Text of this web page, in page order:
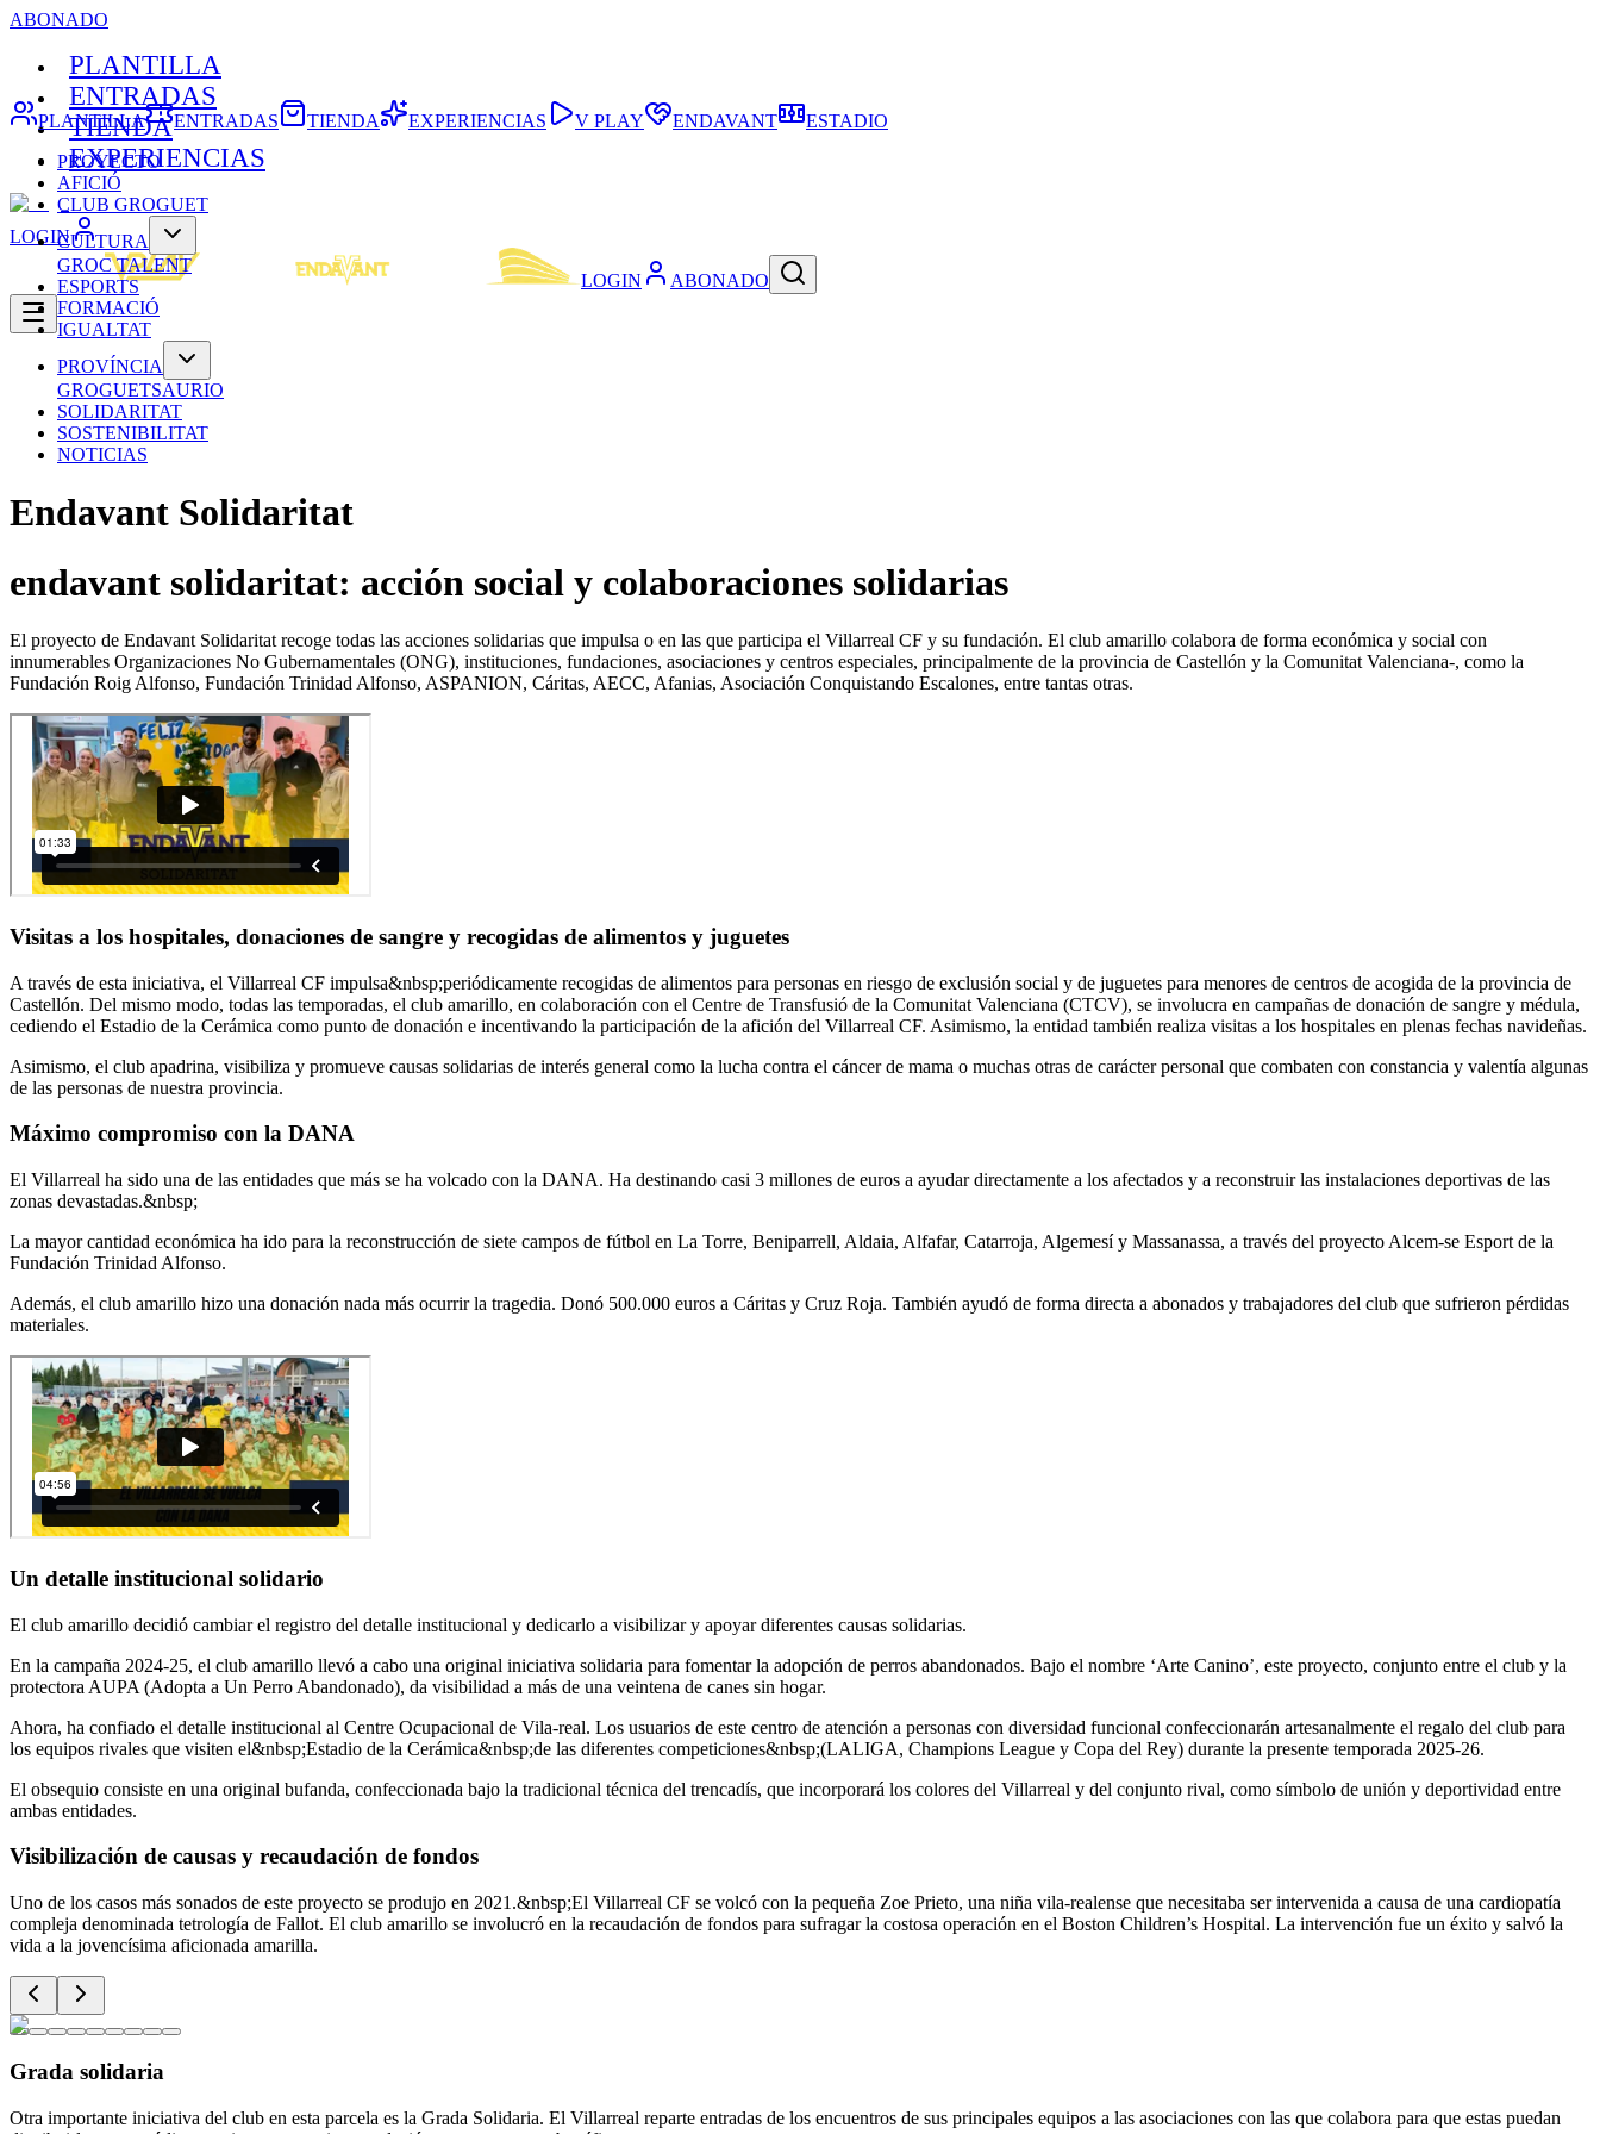
ABONADO
PLANTILLA
ENTRADAS
TIENDA
EXPERIENCIAS
LOGIN
LOGIN ABONADO
PLANTILLA ENTRADAS TIENDA EXPERIENCIAS V PLAY ENDAVANT
ESTADIO
PROYECTO
AFICIÓ
CLUB GROGUET
CULTURA
GROC TALENT
ESPORTS
FORMACIÓ
IGUALTAT
PROVÍNCIA
GROGUETSAURIO
SOLIDARITAT
SOSTENIBILITAT
NOTICIAS
Endavant Solidaritat
endavant solidaritat: acción social y colaboraciones solidarias
El proyecto de Endavant Solidaritat recoge todas las acciones solidarias que impulsa o en las que participa el Villarreal CF y su fundación. El club amarillo colabora de forma económica y social con
innumerables Organizaciones No Gubernamentales (ONG), instituciones, fundaciones, asociaciones y centros especiales, principalmente de la provincia de Castellón y la Comunitat Valenciana-, como la
Fundación Roig Alfonso, Fundación Trinidad Alfonso, ASPANION, Cáritas, AECC, Afanias, Asociación Conquistando Escalones, entre tantas otras.
Visitas a los hospitales, donaciones de sangre y recogidas de alimentos y juguetes
A través de esta iniciativa, el Villarreal CF impulsa&nbsp;periódicamente recogidas de alimentos para personas en riesgo de exclusión social y de juguetes para menores de centros de acogida de la provincia de
Castellón. Del mismo modo, todas las temporadas, el club amarillo, en colaboración con el Centre de Transfusió de la Comunitat Valenciana (CTCV), se involucra en campañas de donación de sangre y médula,
cediendo el Estadio de la Cerámica como punto de donación e incentivando la participación de la afición del Villarreal CF. Asimismo, la entidad también realiza visitas a los hospitales en plenas fechas navideñas.
Asimismo, el club apadrina, visibiliza y promueve causas solidarias de interés general como la lucha contra el cáncer de mama o muchas otras de carácter personal que combaten con constancia y valentía algunas
de las personas de nuestra provincia.
Máximo compromiso con la DANA
El Villarreal ha sido una de las entidades que más se ha volcado con la DANA. Ha destinando casi 3 millones de euros a ayudar directamente a los afectados y a reconstruir las instalaciones deportivas de las
zonas devastadas.&nbsp;
La mayor cantidad económica ha ido para la reconstrucción de siete campos de fútbol en La Torre, Beniparrell, Aldaia, Alfafar, Catarroja, Algemesí y Massanassa, a través del proyecto Alcem-se Esport de la
Fundación Trinidad Alfonso.
Además, el club amarillo hizo una donación nada más ocurrir la tragedia. Donó 500.000 euros a Cáritas y Cruz Roja. También ayudó de forma directa a abonados y trabajadores del club que sufrieron pérdidas
materiales.
Un detalle institucional solidario
El club amarillo decidió cambiar el registro del detalle institucional y dedicarlo a visibilizar y apoyar diferentes causas solidarias.
En la campaña 2024-25, el club amarillo llevó a cabo una original iniciativa solidaria para fomentar la adopción de perros abandonados. Bajo el nombre ‘Arte Canino’, este proyecto, conjunto entre el club y la
protectora AUPA (Adopta a Un Perro Abandonado), da visibilidad a más de una veintena de canes sin hogar.
Ahora, ha confiado el detalle institucional al Centre Ocupacional de Vila-real. Los usuarios de este centro de atención a personas con diversidad funcional confeccionarán artesanalmente el regalo del club para
los equipos rivales que visiten el&nbsp;Estadio de la Cerámica&nbsp;de las diferentes competiciones&nbsp;(LALIGA, Champions League y Copa del Rey) durante la presente temporada 2025-26.
El obsequio consiste en una original bufanda, confeccionada bajo la tradicional técnica del trencadís, que incorporará los colores del Villarreal y del conjunto rival, como símbolo de unión y deportividad entre
ambas entidades.
Visibilización de causas y recaudación de fondos
Uno de los casos más sonados de este proyecto se produjo en 2021.&nbsp;El Villarreal CF se volcó con la pequeña Zoe Prieto, una niña vila-realense que necesitaba ser intervenida a causa de una cardiopatía
compleja denominada tetrología de Fallot. El club amarillo se involucró en la recaudación de fondos para sufragar la costosa operación en el Boston Children’s Hospital. La intervención fue un éxito y salvó la
vida a la jovencísima aficionada amarilla.
Grada solidaria
Otra importante iniciativa del club en esta parcela es la Grada Solidaria. El Villarreal reparte entradas de los encuentros de sus principales equipos a las asociaciones con las que colabora para que estas puedan